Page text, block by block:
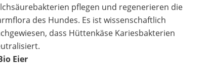
pflegen und regenerieren die
des Hundes. Es ist wissenschaftlich
dass Hüttenkäse Kariesbakterien
Eier